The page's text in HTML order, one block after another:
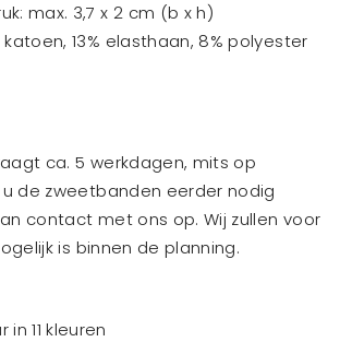
max. 3,7 x 2 cm (b x h)
13% elasthaan, 8% polyester
ca. 5 werkdagen, mits op
de zweetbanden eerder nodig
contact met ons op. Wij zullen voor
is binnen de planning.
11 kleuren